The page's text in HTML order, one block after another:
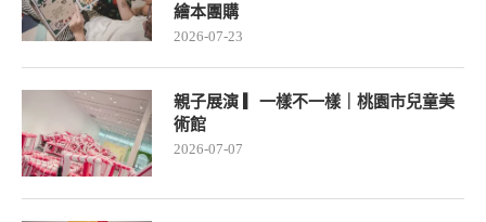
繪本團購
2026-07-23
親子展演 ▎一樣不一樣｜桃園市兒童美
術館
2026-07-07